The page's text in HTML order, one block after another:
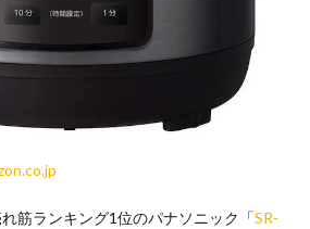
筋ランキング1位のパナソニック「SR-